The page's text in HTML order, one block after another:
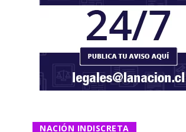
NACIÓN INDISCRETA